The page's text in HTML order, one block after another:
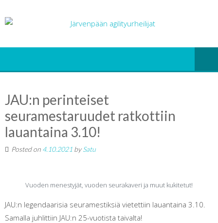
JAU:n perinteiset
seuramestaruudet ratkottiin
lauantaina 3.10!
Posted on 4.10.2021 bySatu
Vuoden menestyjät, vuoden seurakaveri ja muut kukitetut!
JAU:n legendaarisia seuramestiksiä vietettiin lauantaina 3.10.
Samalla juhlittiin JAU:n 25-vuotista taivalta!